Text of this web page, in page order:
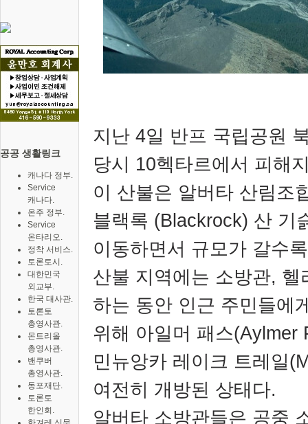
공공 생활링크
캐나다 정부.
Service
캐나다.
온주 정부.
Service
온타리오.
정착 서비스.
토론토시.
대한민국
외교부.
한국 대사관.
토론토
총영사관.
몬트리올
총영사관.
밴쿠버
총영사관.
동포재단.
토론토
한인회.
지난 4일 반프 국립공원
당시 10헥타르에서 피해
이 산불은 알버타 산림조
블랙록 (Blackrock) 산 기
이동하면서 규모가 갈수
산불 지역에는 소방관, 헬
하는 동안 인근 주민들에
위해 아일머 패스(Aylmer
민뉴앙카 레이크 트레일
여전히 개방된 상태다.
알버타 소방관들은 공중